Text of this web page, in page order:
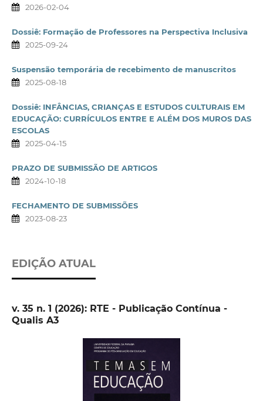
2026-02-04
Dossiê: Formação de Professores na Perspectiva Inclusiva
2025-09-24
Suspensão temporária de recebimento de manuscritos
2025-08-18
Dossiê: INFÂNCIAS, CRIANÇAS E ESTUDOS CULTURAIS EM
EDUCAÇÃO: CURRÍCULOS ENTRE E ALÉM DOS MUROS DAS
ESCOLAS
2025-04-15
PRAZO DE SUBMISSÃO DE ARTIGOS
2024-10-18
FECHAMENTO DE SUBMISSÕES
2023-08-23
EDIÇÃO ATUAL
v. 35 n. 1 (2026): RTE - Publicação Contínua -
Qualis A3